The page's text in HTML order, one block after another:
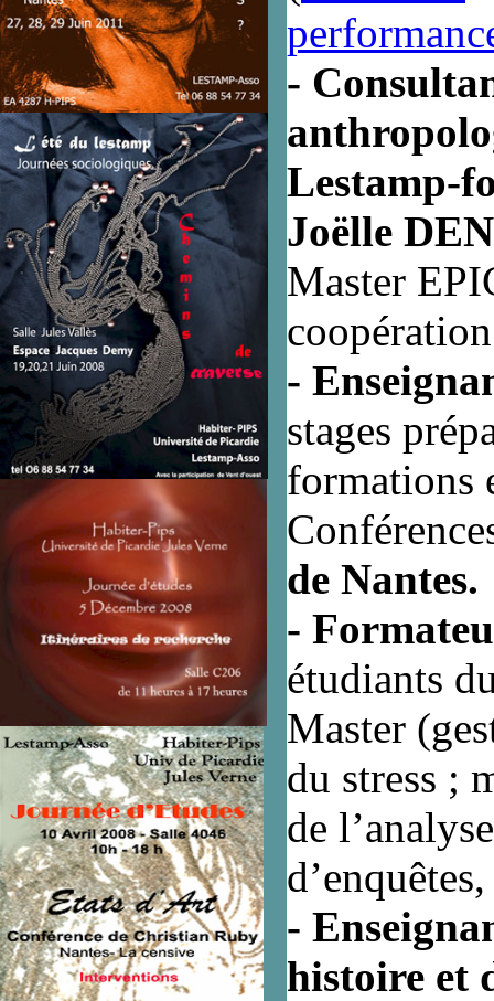
-
Lestamp-
Joëlle
Master
-
stages
de Nantes.
-
étudiants
Master
du stress ;
de
-
histoire et